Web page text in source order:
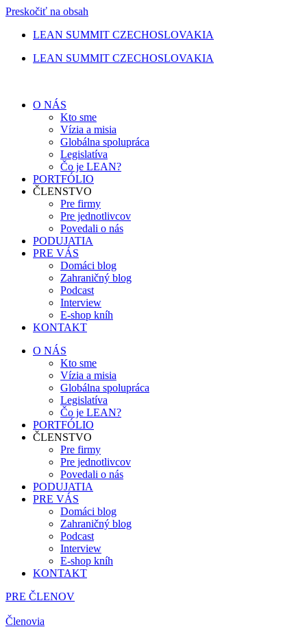
Preskočiť na obsah
LEAN SUMMIT CZECHOSLOVAKIA
LEAN SUMMIT CZECHOSLOVAKIA
O NÁS
Kto sme
Vízia a misia
Globálna spolupráca
Legislatíva
Čo je LEAN?
PORTFÓLIO
ČLENSTVO
Pre firmy
Pre jednotlivcov
Povedali o nás
PODUJATIA
PRE VÁS
Domáci blog
Zahraničný blog
Podcast
Interview
E-shop kníh
KONTAKT
O NÁS
Kto sme
Vízia a misia
Globálna spolupráca
Legislatíva
Čo je LEAN?
PORTFÓLIO
ČLENSTVO
Pre firmy
Pre jednotlivcov
Povedali o nás
PODUJATIA
PRE VÁS
Domáci blog
Zahraničný blog
Podcast
Interview
E-shop kníh
KONTAKT
PRE ČLENOV
Členovia